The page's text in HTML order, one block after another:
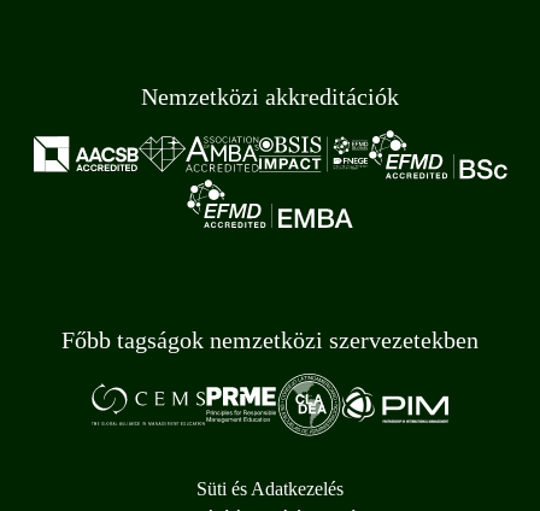
Nemzetközi akkreditációk
Főbb tagságok nemzetközi szervezetekben
Süti és Adatkezelés